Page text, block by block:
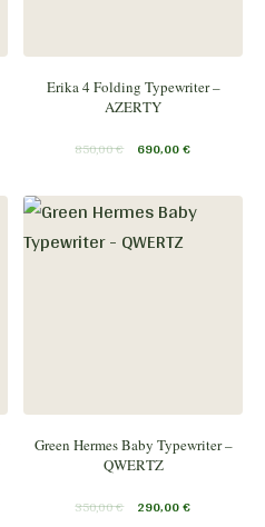
Erika 4 Folding Typewriter –
AZERTY
850,00€ 690,00€
Green Hermes Baby Typewriter –
QWERTZ
350,00€ 290,00€